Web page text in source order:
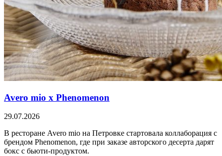
Avero mio x Phenomenon
29.07.2026
В ресторане Avero mio на Петровке стартовала коллаборация с
брендом Phenomenon, где при заказе авторского десерта дарят
бокс с бьюти-продуктом.